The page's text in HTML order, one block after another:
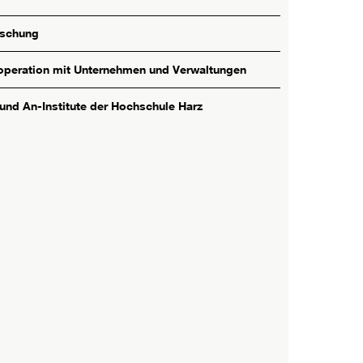
mit Unternehmen und Verwaltungen
An-Institute der Hochschule Harz